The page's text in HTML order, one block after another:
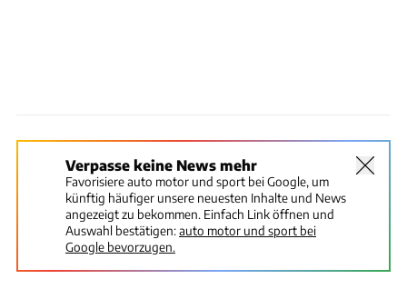
Verpasse keine News mehr
Favorisiere auto motor und sport bei Google, um
künftig häufiger unsere neuesten Inhalte und News
angezeigt zu bekommen. Einfach Link öffnen und
Auswahl bestätigen:auto motor und sport bei
Google bevorzugen.